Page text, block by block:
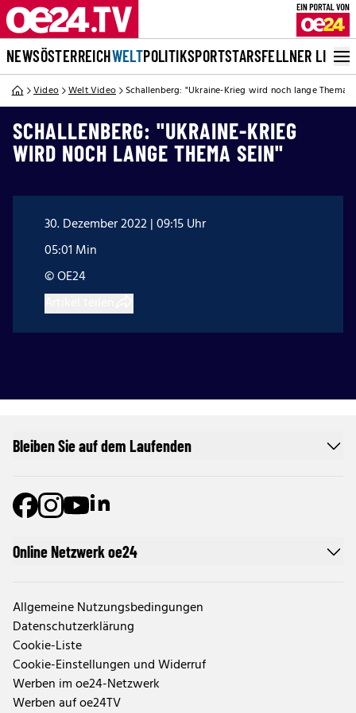
NEWSÖSTERREICHWELTPOLITIKSPORTSTARSFELLNER LIVE
Video Welt Video Schallenberg: "Ukraine-Krieg wird noch lange Thema
SCHALLENBERG: "UKRAINE-KRIEG
WIRD NOCH LANGE THEMA SEIN"
30. Dezember 2022 | 09:15 Uhr
05:01 Min
© OE24
Online Netzwerk oe24
Allgemeine Nutzungsbedingungen
Datenschutzerklärung
Cookie-Liste
Cookie-Einstellungen und Widerruf
Werben im oe24-Netzwerk
Werben auf oe24TV
Bleiben Sie auf dem Laufenden